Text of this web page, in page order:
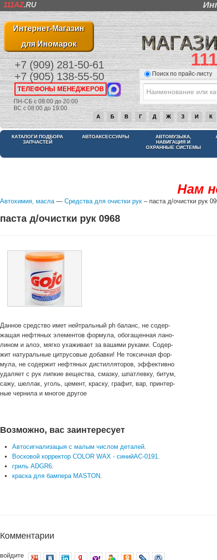
111AZ.RU
Интернет-Магазин
для Иномарок
+7 (909) 281-50-61
+7 (905) 138-55-50
ТЕЛЕФОНЫ МЕНЕДЖЕРОВ
ПН-СБ с 08:00 до 20:00
ВС с 08:00 до 19:00
Поиск по прайс-листу
А Б В Г Д Ж З И К
КАТАЛОГИ ПОДБОРА
ЗАПЧАСТЕЙ
АВТОАКСЕССУАРЫ
АВТОМУЗЫКА,
НАВИГАЦИЯ И
ОХРАННЫЕ СИСТЕМЫ
Нам
Автохимия, масла— Средства для очистки рук – паста д/очистки рук
паста д/очистки рук 0968
Данное средство имет нейтральный ph баланс, не содер-
жащая нефтяных элементов формула, обогащенная лано-
лином и алоэ, мягко ухаживает за вашими руками. Содер-
жит натуральные цитрусовые добавки! Не токсичная фор-
мула, не содержит нефтяных дистилляторов, эффективно
удаляет с рук липкие вещества, смазку, шпатлевку, битум,
сажу, шеллак, уголь, цемент, краску, графит, вар, принтер-
ные чернила и многое другое
Возможно, вас заинтересует
Автосигнализацыя с малым числом деталей.
Восковой корректор COLOR WAX - синийАС-0191.
гриль ADGR6.
краска для бампера MASTON.
Комментарии
войдите